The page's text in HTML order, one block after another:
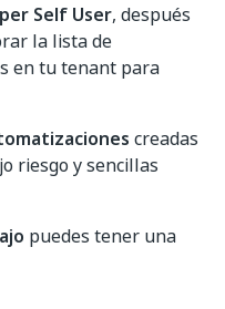
Self User, después
la lista de
en tu tenant para
creadas
riesgo y sencillas
puedes tener una